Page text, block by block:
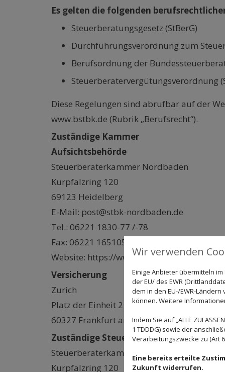
Es gelten die folgenden
Steuerberatungsgesetz (StBerG)
Durchführungsverordnung zum
Berufsordnung der
Steuerberatervergütungsverordnung
Diese Regelungen sind abrufbar auf der
www.bstbk.de (Rubrik „Berufsrecht“).
Zuständige Kammer
Aufsichtsbehörde
Steuerberaterkammer Nordbaden
Kurpfalzring 120
69123 Heidelberg
E-Mail: post@stbk-nordbaden.de
Tel.: 06221 1830-77 /-78
Fax: 06221 165105
Website: https://www.stbk-nordbaden.de
Versicherung
Zurich
Platz der Einheit 2
60327 Frankfurt am Main
Zuständige Steuerberaterkammer
Steuerberaterkammer Nordbaden
Kurpfalzring 120
Wir verwenden
Einige Anbieter übermitteln
der EU/ des EWR
dem in den EU-/EWR-
können. Weitere
Indem Sie auf „ALLE
1 TDDDG) sowie der
Verarbeitungszwecke zu (Art 6
Eine bereits erteilte
Zukunft widerrufen.